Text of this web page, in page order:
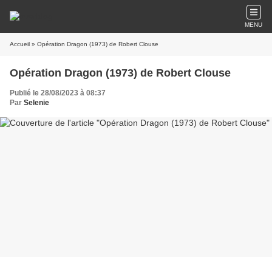
MENU
Accueil » Opération Dragon (1973) de Robert Clouse
Opération Dragon (1973) de Robert Clouse
Publié le 28/08/2023 à 08:37
Par Selenie